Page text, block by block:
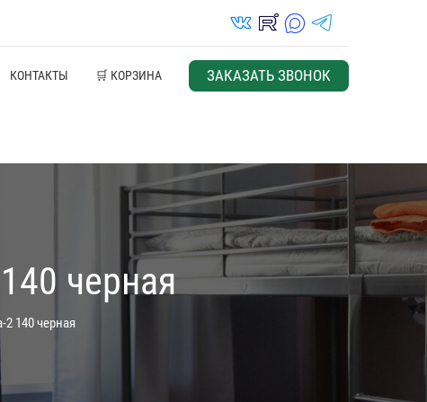
vk_in rutube_in max_s telegrams_in
КОНТАКТЫ 🛒 КОРЗИНА ЗАКАЗАТЬ ЗВОНОК
черная
2 140 черная